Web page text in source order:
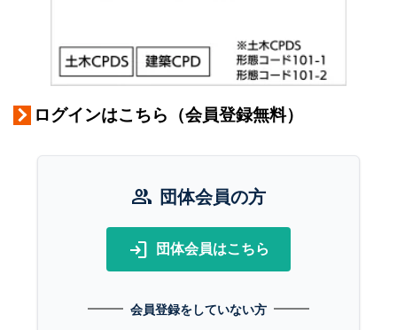
ログインはこちら（会員登録無料）
group 団体会員の方
login 団体会員はこちら
会員登録をしていない方